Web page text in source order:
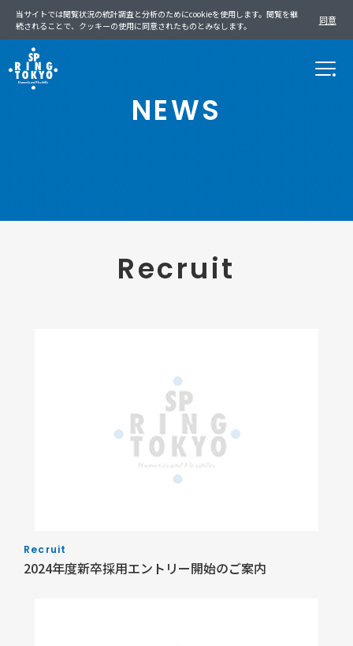
当サイトでは閲覧状況の統計調査と分析のためにcookieを使用します。閲覧を継
続されることで、クッキーの使用に同意されたものとみなします。
同意
NEWS
Recruit
Recruit
2024年度新卒採用エントリー開始のご案内